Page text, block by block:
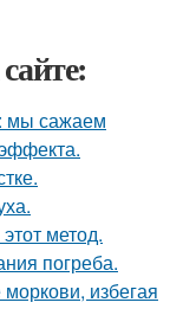
мы сажаем
метод.
погреба.
избегая